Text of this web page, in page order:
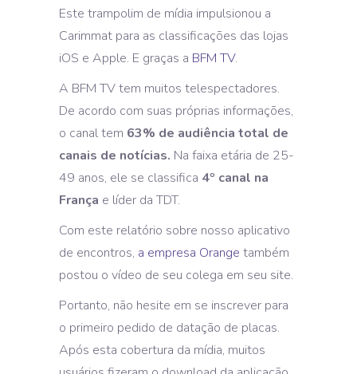
Este trampolim de mídia impulsionou a
Carimmat para as classificações das lojas
iOS e Apple. E graças a BFM TV.
A BFM TV tem muitos telespectadores.
De acordo com suas próprias informações,
o canal tem 63% de audiência total de
canais de notícias. Na faixa etária de 25-
49 anos, ele se classifica 4º canal na
França e líder da TDT.
Com este relatório sobre nosso aplicativo
de encontros, a empresa Orange também
postou o vídeo de seu colega em seu site.
Portanto, não hesite em se inscrever para
o primeiro pedido de datação de placas.
Após esta cobertura da mídia, muitos